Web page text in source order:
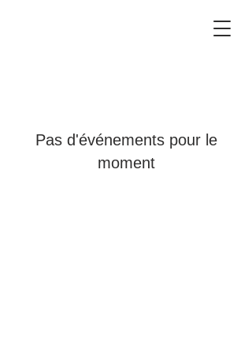
Pas d'événements pour le
moment